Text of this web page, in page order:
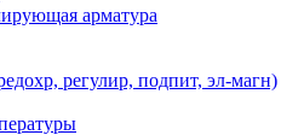
арматура
регулир, подпит, эл-магн)